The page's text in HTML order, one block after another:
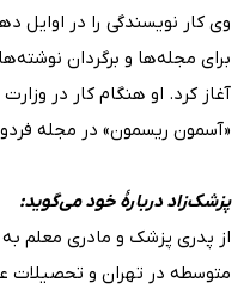
برای مجله‌ها و برگردان
آغاز کرد. او هنگام کار در
«آسمون ریسمون» در مجله
پزشک‌زاد دربارهٔ خود می‌گوید:
از پدری پزشک و مادری معلم
متوسطه در تهران و تحصیلات